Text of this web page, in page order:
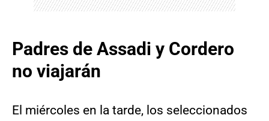
Padres de Assadi y Cordero
no viajarán
El miércoles en la tarde, los seleccionados